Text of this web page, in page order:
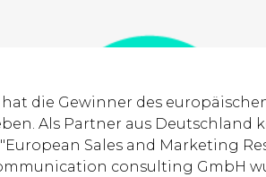
hat die Gewinner des
Als Partner aus
Sales and Marketing
consulting GmbH